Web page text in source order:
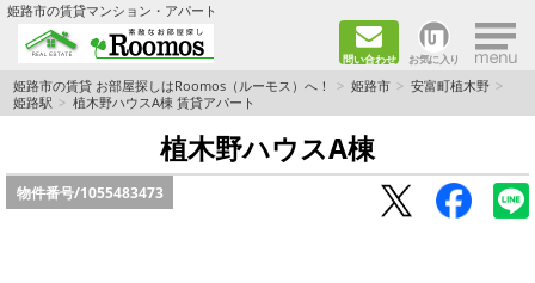
姫路市の賃貸マンション・アパート
問い合わせ お気に入り ×
TOPページ
ファミリー向けの部屋を探す
一人暮らし向けの部屋を探す
姫路市の賃貸 お部屋探しはRoomos（ルーモス）へ！ 姫路市
安富町植木野
姫路駅
植木野ハウスA棟 賃貸アパート
植木野ハウスA棟
物件番号/1055483473